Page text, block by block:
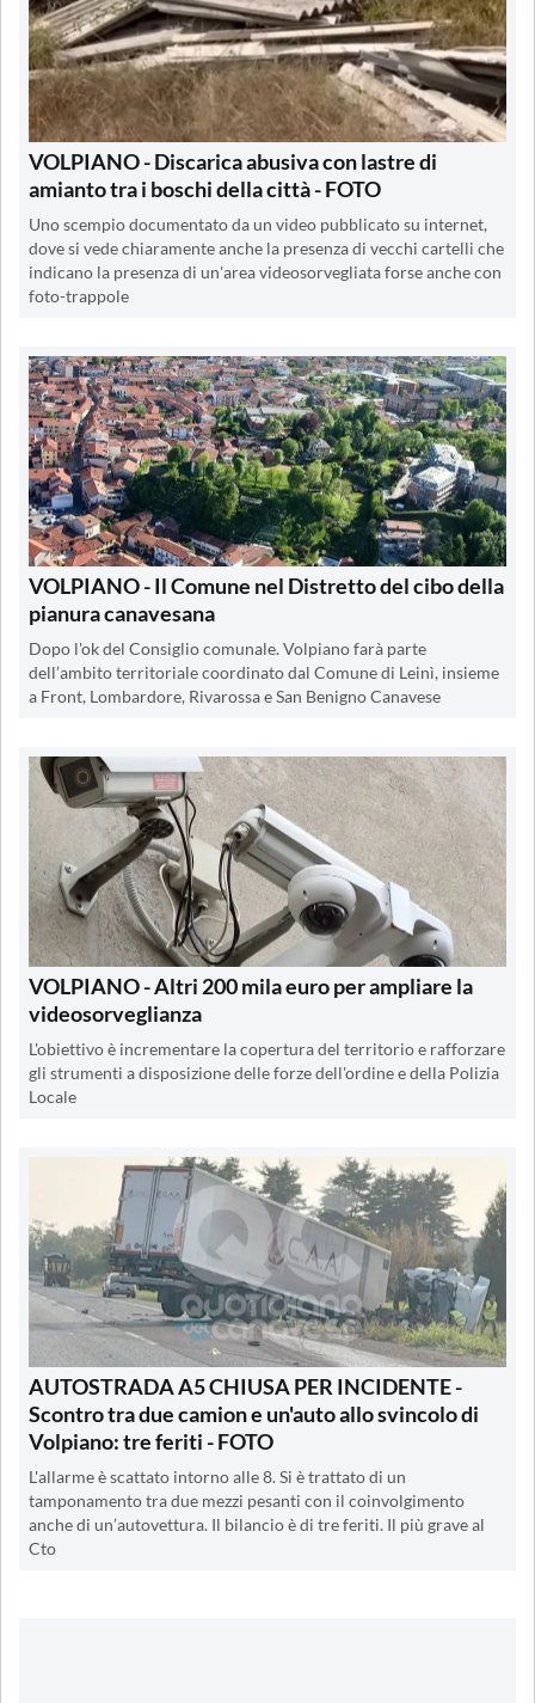
VOLPIANO - Discarica abusiva con lastre di
amianto tra i boschi della città - FOTO
Uno scempio documentato da un video pubblicato su internet,
dove si vede chiaramente anche la presenza di vecchi cartelli che
indicano la presenza di un'area videosorvegliata forse anche con
foto-trappole
VOLPIANO - Il Comune nel Distretto del cibo della
pianura canavesana
Dopo l'ok del Consiglio comunale. Volpiano farà parte
dell’ambito territoriale coordinato dal Comune di Leinì, insieme
a Front, Lombardore, Rivarossa e San Benigno Canavese
VOLPIANO - Altri 200 mila euro per ampliare la
videosorveglianza
L'obiettivo è incrementare la copertura del territorio e rafforzare
gli strumenti a disposizione delle forze dell'ordine e della Polizia
Locale
AUTOSTRADA A5 CHIUSA PER INCIDENTE -
Scontro tra due camion e un'auto allo svincolo di
Volpiano: tre feriti - FOTO
L'allarme è scattato intorno alle 8. Si è trattato di un
tamponamento tra due mezzi pesanti con il coinvolgimento
anche di un’autovettura. Il bilancio è di tre feriti. Il più grave al
Cto